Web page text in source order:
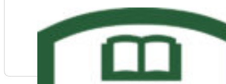
Voir plus d'informations sur University of Alberta